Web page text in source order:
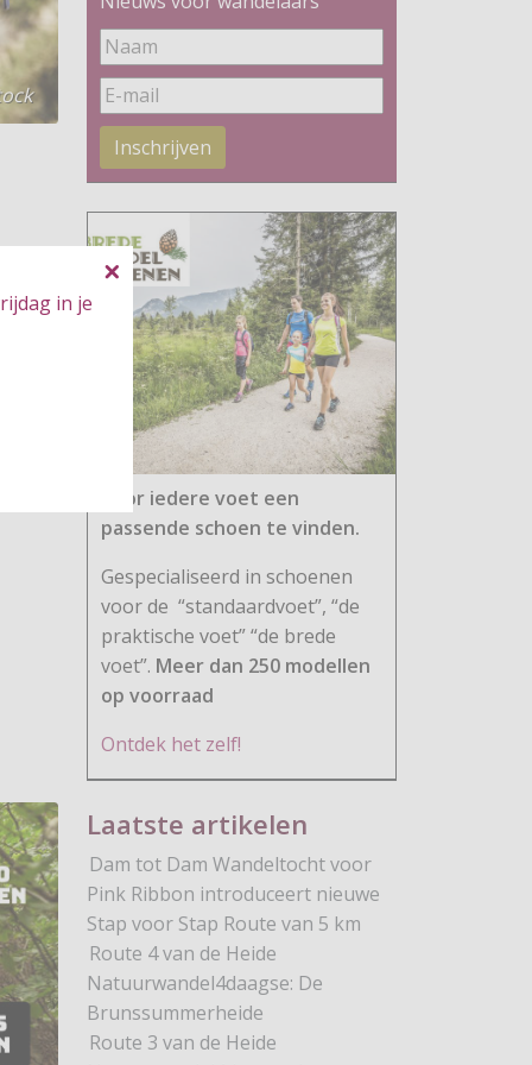
in je
Voetverzorging voor wandelaars
Inschrijven
Voor iedere voet een
passende schoen te vinden.
Gespecialiseerd in schoenen
voor de “standaardvoet”, “de
praktische voet” “de brede
voet”. Meer dan 250 modellen
op voorraad
Ontdek het zelf!
Laatste artikelen
Dam tot Dam Wandeltocht voor
Pink Ribbon introduceert nieuwe
Stap voor Stap Route van 5 km
Route 4 van de Heide
Natuurwandel4daagse: De
Brunssummerheide
Route 3 van de Heide